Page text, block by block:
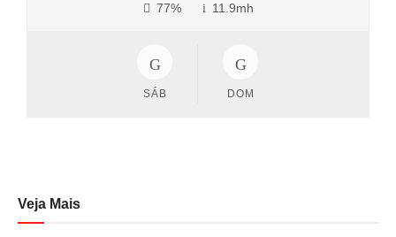
77% 11.9mh
SÁB DOM
Veja Mais